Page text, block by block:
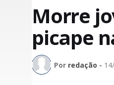
Morre
picape
Por redação -